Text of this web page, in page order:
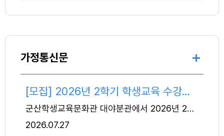
가정통신문
[모집] 2026년 2학기 학생교육 수강생 모집
군산학생교육문화관 대야분관에서 2026년 2학기 학생교육 프로그램을 운영하오니, 많은 관심과 참여 바랍니다. 1. 신청기간: 2026. 8. 3.(월) 10:00 ~ 8. 14.(금) 17:00 2. 운영기간: 2026. 8. 22.(토) ~ 12. 12.(토) 3. 신청방법: 대야분관 > 학생&평생교육 > 수강신청(바로가기) ※ 모든 교육 프로그램은 대리신청이 불가합니다. 수강신청 시 수강생 본인의 계정으로 회원가입 및 신청해주시기 바랍니다. 계정 정보와 실제 수강자 정보가 불일치할 경우 신청이 취소됩니다. ★ 학생교육 프로그램 [자세히 보기] ★ 대야에서 놀자 [자세히 보기] ★ 학력신장 프로그램 [자세히 보기] ☎ 문의전화: 451-2669
2026 07.27